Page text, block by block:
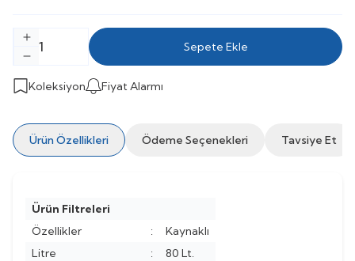
Sepete Ekle
Koleksiyon Fiyat Alarmı
Ürün Özellikleri Ödeme Seçenekleri Tavsiye Et
Ürün Filtreleri
Özellikler
:
Kaynaklı
Litre
:
80 Lt.